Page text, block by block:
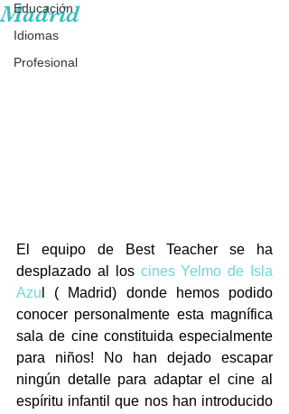
Educación
Idiomas
Profesional
Madrid
El equipo de Best Teacher se ha
desplazado al los cines Yelmo de Isla
Azu l ( Madrid) donde hemos podido
conocer personalmente esta magnífica
sala de cine constituida especialmente
para niños! No han dejado escapar
ningún detalle para adaptar el cine al
espíritu infantil que nos han introducido